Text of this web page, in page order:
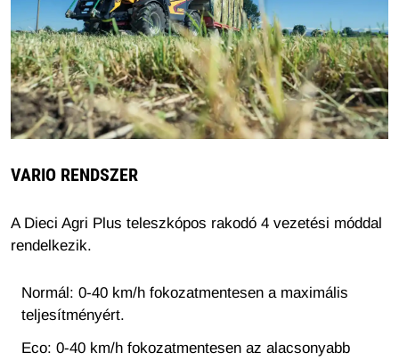
VARIO RENDSZER
A Dieci Agri Plus teleszkópos rakodó 4 vezetési móddal
rendelkezik.
Normál: 0-40 km/h fokozatmentesen a maximális
teljesítményért.
Eco: 0-40 km/h fokozatmentesen az alacsonyabb